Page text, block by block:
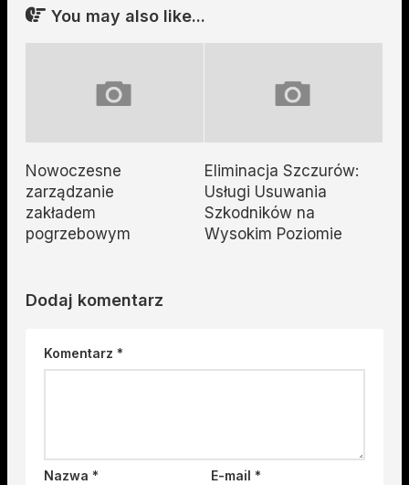
You may also like...
Nowoczesne
zarządzanie
zakładem
pogrzebowym
Eliminacja Szczurów:
Usługi Usuwania
Szkodników na
Wysokim Poziomie
Dodaj komentarz
Komentarz *
Nazwa * E-mail*